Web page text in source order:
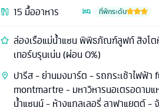
15 มื้ออาหาร ที่พักระดับ
ล่องเรือแม่น้ำแซน พิพิธภัณฑ์ลูฟท์ สิงโต
เทอร์บรุนเน่น (ผ่อน 0%)
ปารีส - ย่านมงมาร์ต - รถกระเช้าไฟฟ้า
montmartre - มหาวิหารนอเตรอดามแ
น้ำแซนน์ - ห้างแกลเลอรี่ ลาฟาแยตต์ -